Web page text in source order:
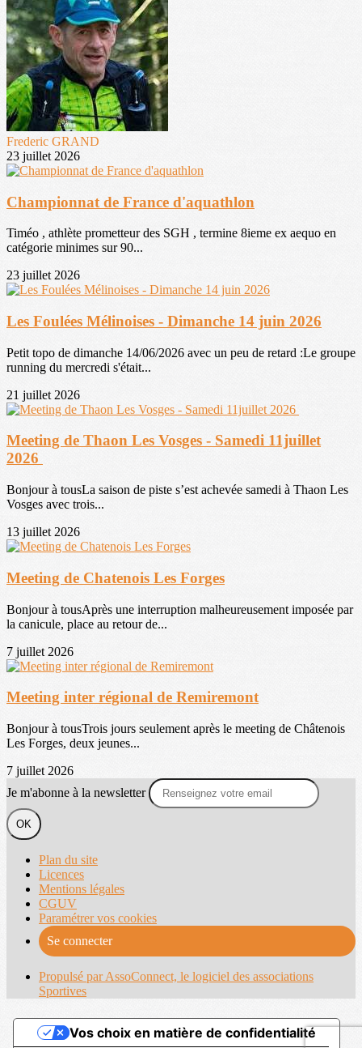
Frederic GRAND
23 juillet 2026
Championnat de France d'aquathlon
Timéo , athlète prometteur des SGH , termine 8ieme ex aequo en
catégorie minimes sur 90...
23 juillet 2026
Les Foulées Mélinoises - Dimanche 14 juin 2026
Petit topo de dimanche 14/06/2026 avec un peu de retard :Le groupe
running du mercredi s'était...
21 juillet 2026
Meeting de Thaon Les Vosges - Samedi 11juillet
2026
Bonjour à tousLa saison de piste s’est achevée samedi à Thaon Les
Vosges avec trois...
13 juillet 2026
Meeting de Chatenois Les Forges
Bonjour à tousAprès une interruption malheureusement imposée par
la canicule, place au retour de...
7 juillet 2026
Meeting inter régional de Remiremont
Bonjour à tousTrois jours seulement après le meeting de Châtenois
Les Forges, deux jeunes...
7 juillet 2026
Je m'abonne à la newsletter
OK
Plan du site
Licences
Mentions légales
CGUV
Paramétrer vos cookies
Se connecter
Propulsé par AssoConnect, le logiciel des associations
Sportives
Vos choix en matière de confidentialité